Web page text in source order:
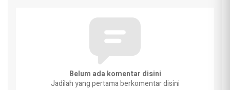
Belum ada komentar disini
Jadilah yang pertama berkomentar disini